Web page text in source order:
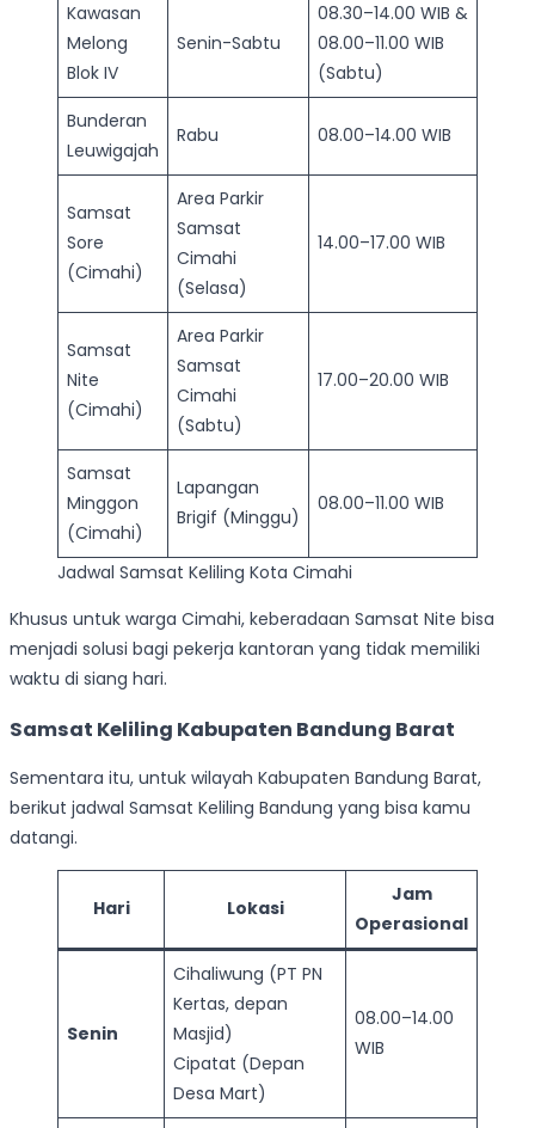
Kawasan
Melong
Blok IV
Senin-Sabtu
08.30–14.00 WIB &
08.00–11.00 WIB
(Sabtu)
Bunderan
Leuwigajah
Rabu 08.00–14.00 WIB
Samsat
Sore
(Cimahi)
Area Parkir
Samsat
Cimahi
(Selasa)
14.00–17.00 WIB
Samsat
Nite
(Cimahi)
Area Parkir
Samsat
Cimahi
(Sabtu)
17.00–20.00 WIB
Samsat
Minggon
(Cimahi)
Lapangan
Brigif (Minggu)
08.00–11.00 WIB
Jadwal Samsat Keliling Kota Cimahi
Khusus untuk warga Cimahi, keberadaan Samsat Nite bisa
menjadi solusi bagi pekerja kantoran yang tidak memiliki
waktu di siang hari.
Samsat Keliling Kabupaten Bandung Barat
Sementara itu, untuk wilayah Kabupaten Bandung Barat,
berikut jadwal Samsat Keliling Bandung yang bisa kamu
datangi.
Hari Lokasi
Jam
Operasional
Senin
Cihaliwung (PT PN
Kertas, depan
Masjid)
Cipatat (Depan
Desa Mart)
08.00–14.00
WIB